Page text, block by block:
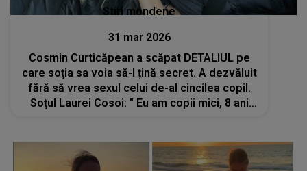
Stiri mondene
31 mar 2026
Cosmin Curticăpean a scăpat DETALIUL pe
care soția sa voia să-l țină secret. A dezvăluit
fără să vrea sexul celui de-al cincilea copil.
Soțul Laurei Cosoi: " Eu am copii mici, 8 ani